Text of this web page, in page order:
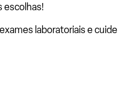
escolhas!
laboratoriais e cuide